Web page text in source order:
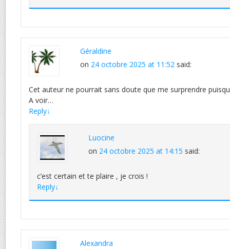
Géraldine
on 24 octobre 2025 at 11:52 said:
Cet auteur ne pourrait sans doute que me surprendre
A voir…
Reply↓
Luocine
on 24 octobre 2025 at 14:15 said:
c’est certain et te plaire , je crois !
Reply↓
Alexandra